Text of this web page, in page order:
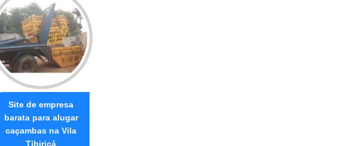
Site de empresa
barata para alugar
caçambas na Vila
Tibiriçá